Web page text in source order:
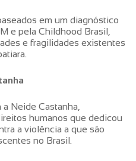
em um diagnóstico
e pela Childhood Brasil,
e fragilidades existentes
Neide Castanha,
humanos que dedicou
a violência a que são
no Brasil.